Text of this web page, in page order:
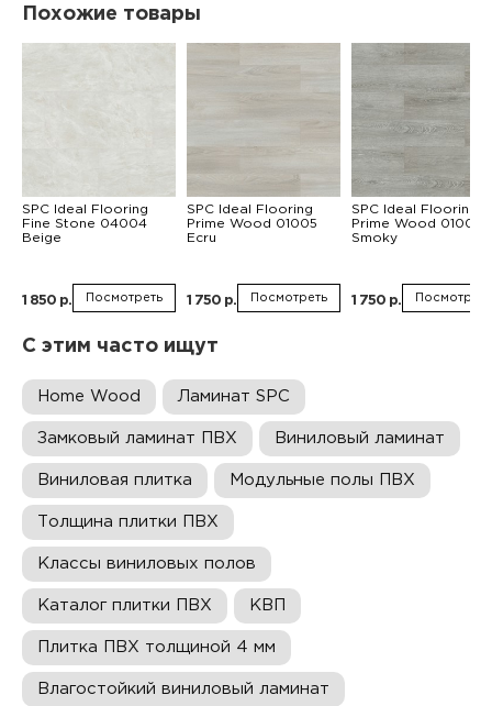
Похожие товары
SPC Ideal Flooring
Fine Stone 04004
Beige
1 850 р. Посмотреть
SPC Ideal Flooring
Prime Wood 01005
Ecru
1 750 р. Посмотреть
SPC Ideal Flooring
Prime Wood 01007
Smoky
1 750 р. Посмотреть
С этим часто ищут
Home Wood Ламинат SPC
Замковый ламинат ПВХ Виниловый ламинат
Виниловая плитка Модульные полы ПВХ
Толщина плитки ПВХ
Классы виниловых полов
Каталог плитки ПВХ КВП
Плитка ПВХ толщиной 4 мм
Влагостойкий виниловый ламинат